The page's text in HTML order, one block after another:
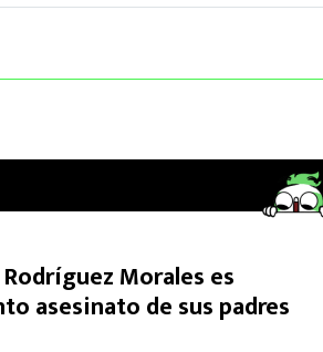
Morales es
asesinato de sus padres